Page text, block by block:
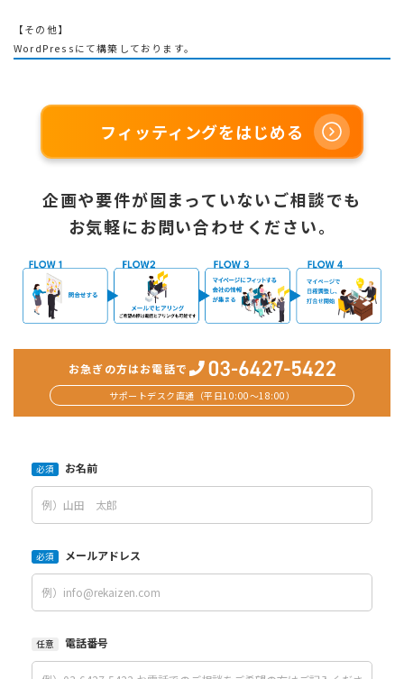
【その他】
WordPressにて構築しております。
フィッティングをはじめる
企画や要件が固まっていないご相談でも
お気軽にお問い合わせください。
お急ぎの方はお電話で
サポートデスク直通（平日10:00〜18:00）
必須 お名前
必須 メールアドレス
任意 電話番号